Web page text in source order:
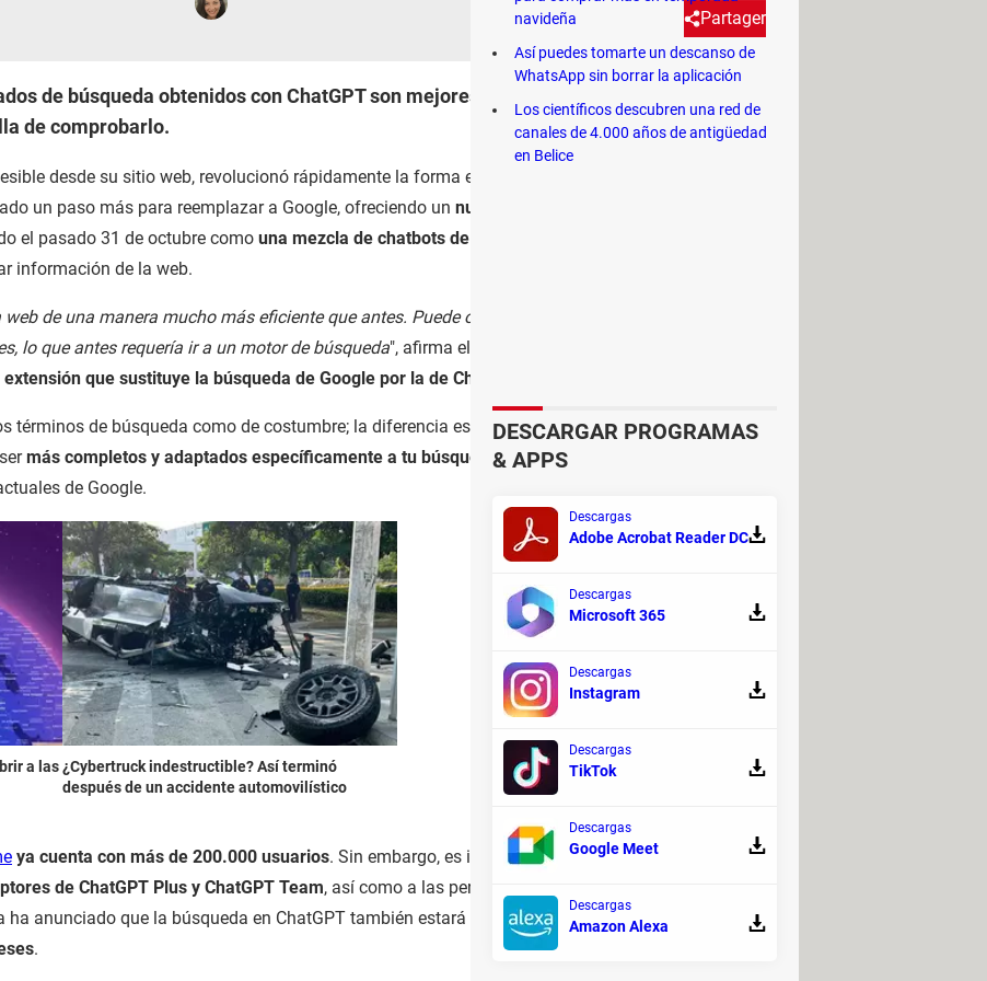
Partager
de búsqueda obtenidos con ChatGPT son mejores que una búsqueda tradicional, y
de comprobarlo.
desde su sitio web, revolucionó rápidamente la forma en que los internautas hacen búsquedas
un paso más para reemplazar a Google, ofreciendo un nuevo producto llamado ChatGPT
el pasado 31 de octubre como una mezcla de chatbots de IA y motores de búsqueda
información de la web.
de una manera mucho más eficiente que antes. Puede obtener respuestas rápidas y oportunas
lo que antes requería ir a un motor de búsqueda", afirma el anuncio de esta nueva función. Y eso
que sustituye la búsqueda de Google por la de ChatGPT
términos de búsqueda como de costumbre; la diferencia es que los resultados provendrán de
más completos y adaptados específicamente a tu búsqueda, mostrando en este aspecto una
de Google.
a las¿Cybertruck indestructible? Así terminó
después de un accidente automovilístico
ya cuenta con más de 200.000 usuarios. Sin embargo, es importante señalar que actualmente
de ChatGPT Plus y ChatGPT Team, así como a las personas inscritas en la lista de espera de
ha anunciado que la búsqueda en ChatGPT también estará disponible para los usuarios de la
.
navideña
Así puedes tomarte un descanso de
WhatsApp sin borrar la aplicación
Los científicos descubren una red de
canales de 4.000 años de antigüedad
en Belice
DESCARGAR PROGRAMAS
& APPS
Descargas
Adobe Acrobat Reader DC
Descargas
Microsoft 365
Descargas
Instagram
Descargas
TikTok
Descargas
Google Meet
Descargas
Amazon Alexa